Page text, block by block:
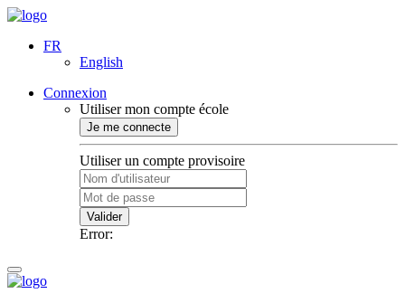
FR
English
Connexion
Utiliser mon compte école
Je me connecte
Utiliser un compte provisoire
Valider
Error: